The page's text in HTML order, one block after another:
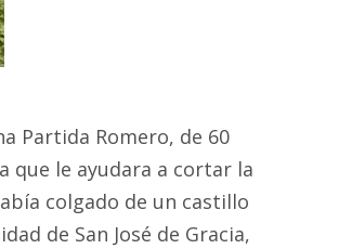
Partida Romero, de 60
que le ayudara a cortar la
colgado de un castillo
de San José de Gracia,